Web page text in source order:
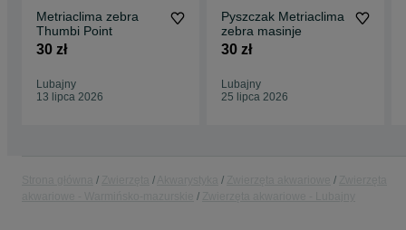
Metriaclima zebra
Thumbi Point
30 zł
Lubajny
13 lipca 2026
Pyszczak Metriaclima
zebra masinje
30 zł
Lubajny
25 lipca 2026